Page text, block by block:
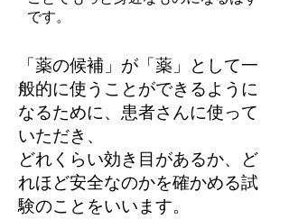
です。
「薬の候補」が「薬」として一
般的に使うことができるように
なるために、患者さんに使って
いただき、
どれくらい効き目があるか、ど
れほど安全なのかを確かめる試
験のことをいいます。